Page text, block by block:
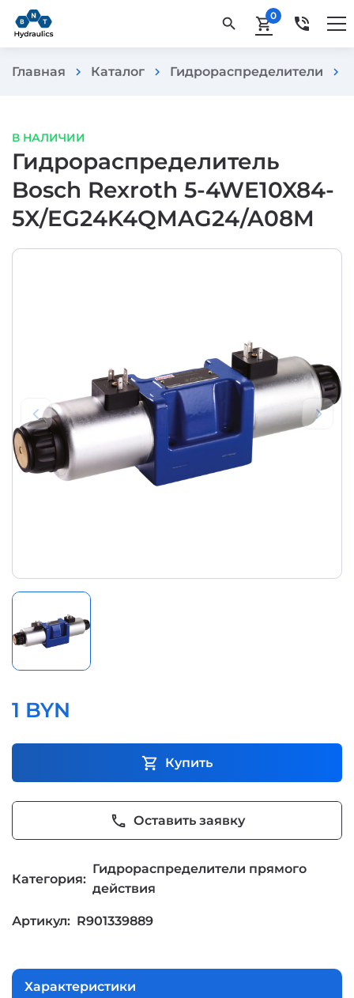
search shopping_cart0 phone_in_talk
Главная chevron_right Каталог chevron_right Гидрораспределители chevron_right
В НАЛИЧИИ
Гидрораспределитель
Bosch Rexroth 5-4WE10X84-
5X/EG24K4QMAG24/A08M
1 BYN
shopping_cart Купить
phone Оставить заявку
Категория:
Гидрораспределители прямого
действия
Артикул: R901339889
Характеристики